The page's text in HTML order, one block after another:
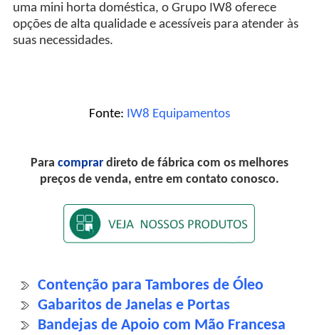
uma mini horta doméstica, o Grupo IW8 oferece
opções de alta qualidade e acessíveis para atender às
suas necessidades.
Fonte: IW8 Equipamentos
Para comprar direto de fábrica com os melhores
preços de venda, entre em contato conosco.
Contenção para Tambores de Óleo
Gabaritos de Janelas e Portas
Bandejas de Apoio com Mão Francesa